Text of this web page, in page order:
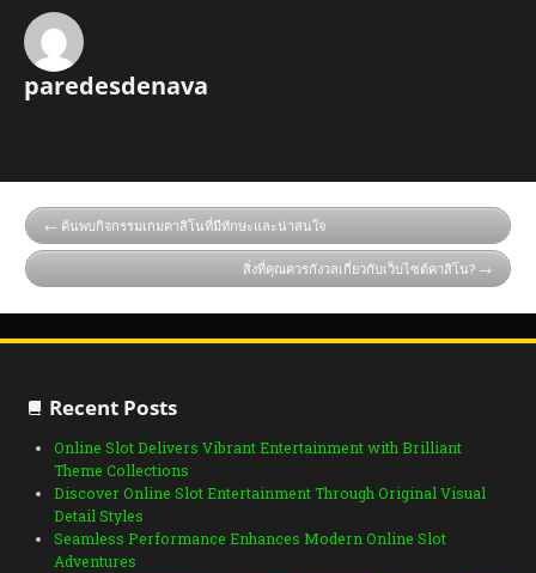
paredesdenava
ค้นพบกิจกรรมเกมคาสิโนที่มีทักษะและน่าสนใจ
สิ่งที่คุณควรกังวลเกี่ยวกับเว็บไซต์คาสิโน?
Recent Posts
Online Slot Delivers Vibrant Entertainment with Brilliant
Theme Collections
Discover Online Slot Entertainment Through Original Visual
Detail Styles
Seamless Performance Enhances Modern Online Slot
Adventures